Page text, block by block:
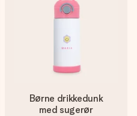
Børne drikkedunk
med sugerør